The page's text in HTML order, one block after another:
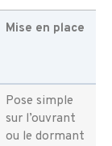
Mise en place
Pose simple
sur l’ouvrant
ou le dormant